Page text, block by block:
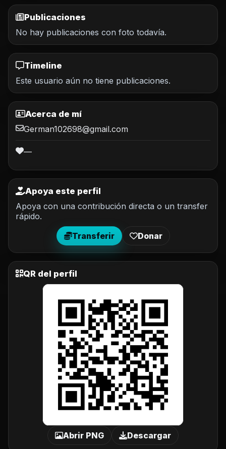
Publicaciones
No hay publicaciones con foto todavía.
Timeline
Este usuario aún no tiene publicaciones.
Acerca de mí
German102698@gmail.com
—
Apoya este perfil
Apoya con una contribución directa o un transfer
rápido.
Transferir
Donar
QR del perfil
Abrir PNG Descargar